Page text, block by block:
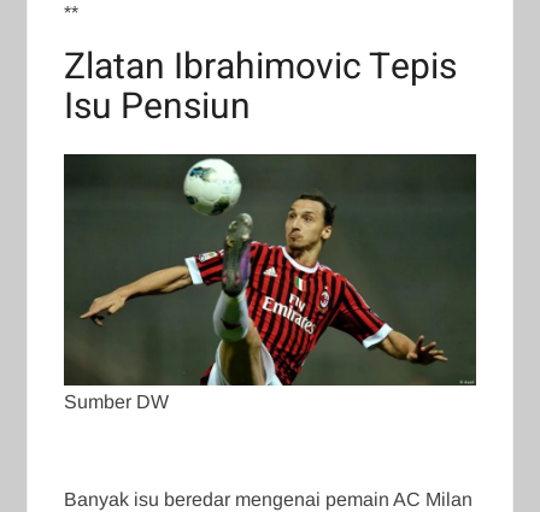
**
Zlatan Ibrahimovic Tepis
Isu Pensiun
Sumber DW
Banyak isu beredar mengenai pemain AC Milan